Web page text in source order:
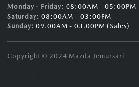
Monday - Friday: 08:00AM - 05:00PM
Saturday: 08:00AM - 03:00PM
Sunday: 09.00AM - 03.00PM (Sales)
Copyright © 2024 Mazda Jemursari